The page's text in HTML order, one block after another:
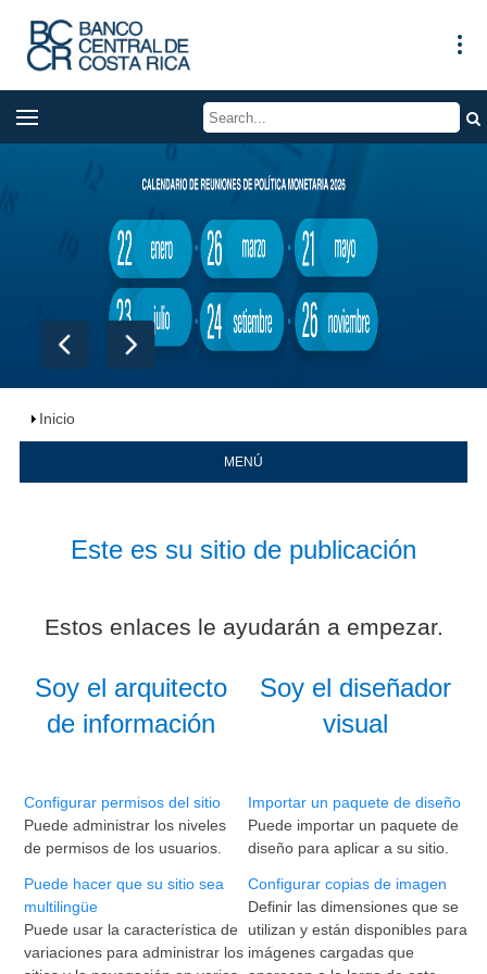
Inicio
MENÚ
Este es su sitio de publicación
Estos enlaces le ayudarán a empezar.
Soy el arquitecto
de información
Configurar permisos del sitio
Puede administrar los niveles
de permisos de los usuarios.
Puede hacer que su sitio sea
multilingüe
Puede usar la característica de
variaciones para administrar los
Soy el diseñador
visual
Importar un paquete de diseño
Puede importar un paquete de
diseño para aplicar a su sitio.
Configurar copias de imagen
Definir las dimensiones que se
utilizan y están disponibles para
imágenes cargadas que